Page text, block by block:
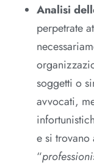
Analisi
perpetrate
soggetti o
avvocati,
e si trovano
“